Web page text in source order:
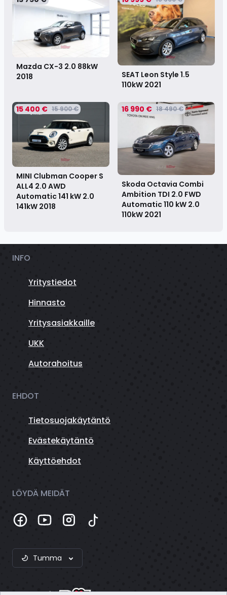
Mazda CX-3 2.0 88kW
2018
SEAT Leon Style 1.5
110kW 2021
15 400 € 15 900 €
MINI Clubman Cooper S
ALL4 2.0 AWD
Automatic 141 kW 2.0
141kW 2018
16 990 € 18 490 €
Skoda Octavia Combi
Ambition TDI 2.0 FWD
Automatic 110 kW 2.0
110kW 2021
INFO
Yritystiedot
Hinnasto
Yritysasiakkaille
UKK
Autorahoitus
EHDOT
Tietosuojakäytäntö
Evästekäytäntö
Käyttöehdot
LÖYDÄ MEIDÄT
Tumma